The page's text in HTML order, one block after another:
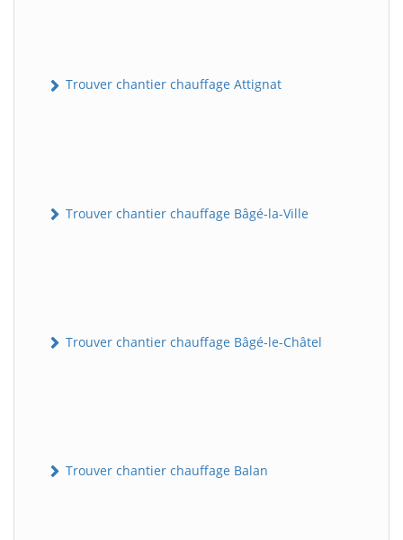
Trouver chantier chauffage Attignat
Trouver chantier chauffage Bâgé-la-Ville
Trouver chantier chauffage Bâgé-le-Châtel
Trouver chantier chauffage Balan